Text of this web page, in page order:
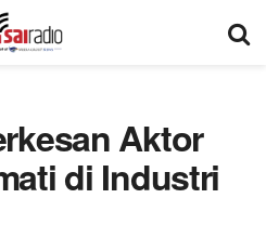
Aktor
di Industri